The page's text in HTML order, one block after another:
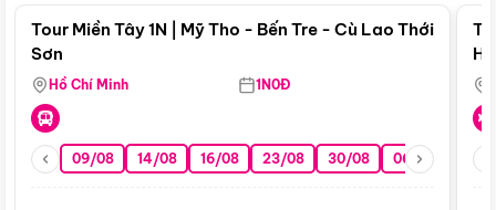
Tour Miền Tây 1N | Mỹ Tho - Bến Tre - Cù Lao Thới
Sơn
Hồ Chí Minh 1N0Đ
09/08 14/08 16/08 23/08 30/08 06/09 13/09